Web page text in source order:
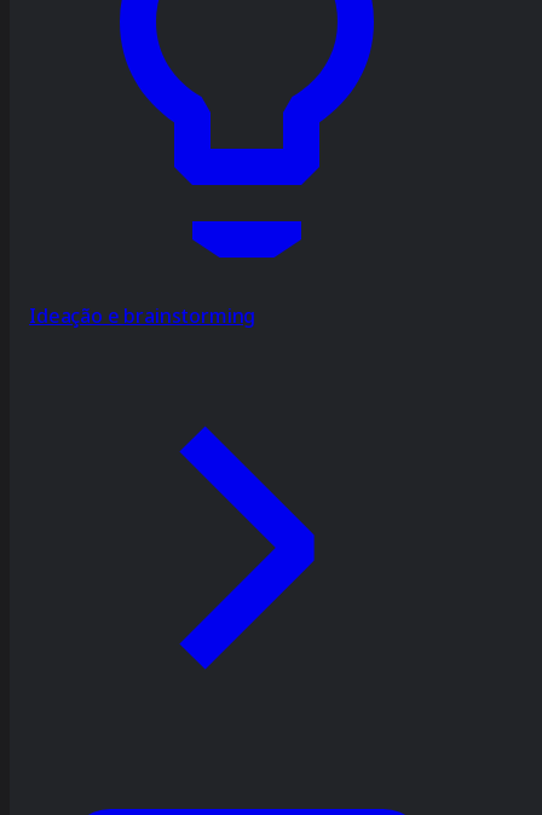
Ideação e brainstorming